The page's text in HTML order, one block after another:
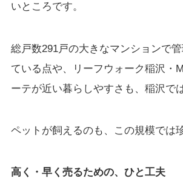
いところです。
総戸数291戸の大きなマンションで
ている点や、リーフウォーク稲沢・
ーテが近い暮らしやすさも、稲沢で
ペットが飼えるのも、この規模では
高く・早く売るための、ひと工夫